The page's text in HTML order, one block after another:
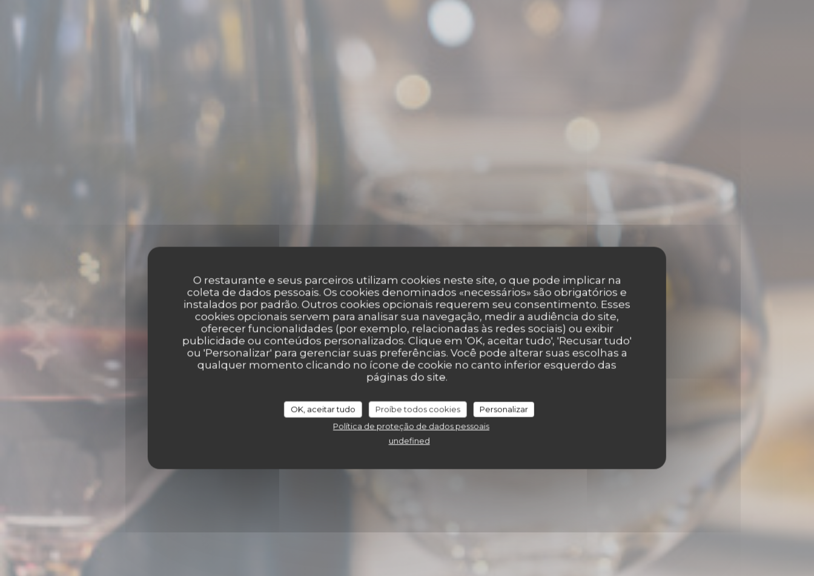
O restaurante e seus parceiros utilizam cookies neste site, o que pode implicar na
coleta de dados pessoais. Os cookies denominados «necessários» são obrigatórios e
instalados por padrão. Outros cookies opcionais requerem seu consentimento. Esses
cookies opcionais servem para analisar sua navegação, medir a audiência do site,
oferecer funcionalidades (por exemplo, relacionadas às redes sociais) ou exibir
publicidade ou conteúdos personalizados. Clique em 'OK, aceitar tudo', 'Recusar tudo'
ou 'Personalizar' para gerenciar suas preferências. Você pode alterar suas escolhas a
qualquer momento clicando no ícone de cookie no canto inferior esquerdo das
páginas do site.
OK, aceitar tudo Proíbe todos cookies
Personalizar
Política de proteção de dados pessoais
undefined
• PARIS
Restaurant Brigitte
RESERVAR UMA MESA